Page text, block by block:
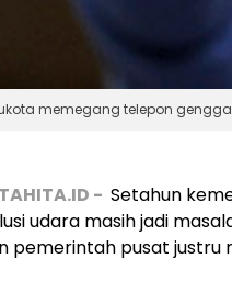
memegang telepon
- Setahun
udara masih jadi
pemerintah pusat justru